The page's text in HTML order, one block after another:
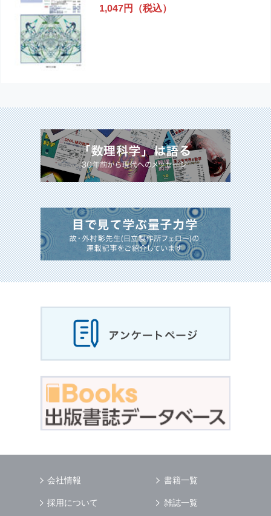
1,047円（税込）
会社情報
採用について
書籍一覧
雑誌一覧